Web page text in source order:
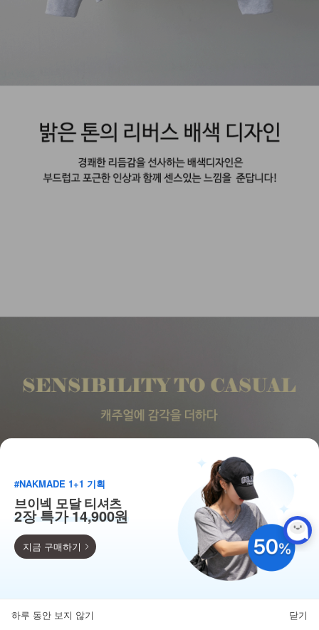
득템찬스
#NAKMADE 1+1 기획
브이넥 모달 티셔츠
2장 특가 14,900원
지금 구매하기
하루 동안 보지 않기 닫기
뒤로가기 카테고리 마이페이지